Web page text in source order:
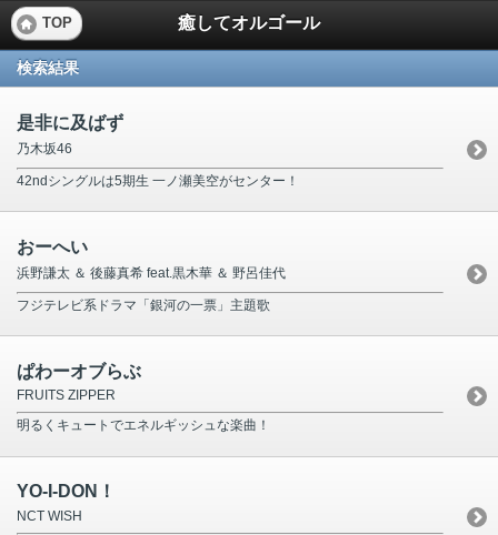
TOP 癒してオルゴール
検索結果
是非に及ばず
乃木坂46
42ndシングルは5期生 一ノ瀬美空がセンター！
おーへい
浜野謙太 ＆ 後藤真希 feat.黒木華 ＆ 野呂佳代
フジテレビ系ドラマ「銀河の一票」主題歌
ぱわーオブらぶ
FRUITS ZIPPER
明るくキュートでエネルギッシュな楽曲！
YO-I-DON！
NCT WISH